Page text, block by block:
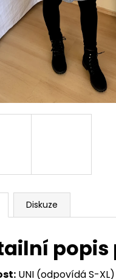
Diskuze
UNI (odpovídá S-XL)